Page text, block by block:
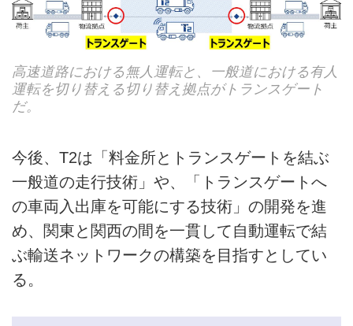
高速道路における無人運転と、一般道における有人
運転を切り替える切り替え拠点がトランスゲート
だ。
今後、T2は「料金所とトランスゲートを結ぶ
一般道の走行技術」や、「トランスゲートへ
の車両入出庫を可能にする技術」の開発を進
め、関東と関西の間を一貫して自動運転で結
ぶ輸送ネットワークの構築を目指すとしてい
る。